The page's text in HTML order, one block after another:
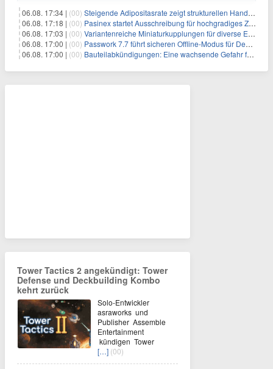
06.08. 17:34 | (00) Steigende Adipositasrate zeigt strukturellen Handlungsbedarf bei der Ernährung schulpflichtiger Kinder
06.08. 17:18 | (00) Pasinex startet Ausschreibung für hochgradiges Zinksulfidkonzentrat mit Germanium- und Silbergehalten und stellt ein Betriebsupdate bereit
06.08. 17:03 | (00) Variantenreiche Miniaturkupplungen für diverse Einsatzbereiche
06.08. 17:00 | (00) Passwork 7.7 führt sicheren Offline-Modus für Desktop- und Mobile-Apps ein
06.08. 17:00 | (00) Bauteilabkündigungen: Eine wachsende Gefahr für industrielle Elektroniksysteme
Tower Tactics 2 angekündigt: Tower
Defense und Deckbuilding Kombo
kehrt zurück
Solo-Entwickler
asraworks und
Publisher Assemble
Entertainment
kündigen Tower
[…] (00)